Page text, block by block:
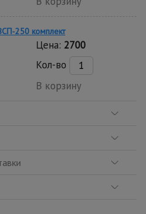
250 комплект
Цена: 2700
Кол-во
В корзину